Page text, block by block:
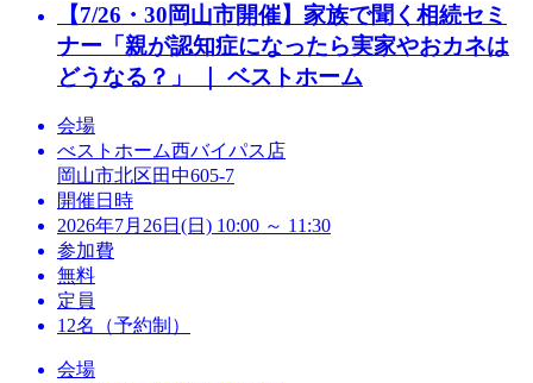
【7/26・30岡山市開催】家族で聞く相続セミ
ナー「親が認知症になったら実家やおカネは
どうなる？」 ｜ ベストホーム
会場
べストホーム西バイパス店
岡山市北区田中605-7
開催日時
2026年7月26日(日) 10:00 ～ 11:30
参加費
無料
定員
12名（予約制）
会場